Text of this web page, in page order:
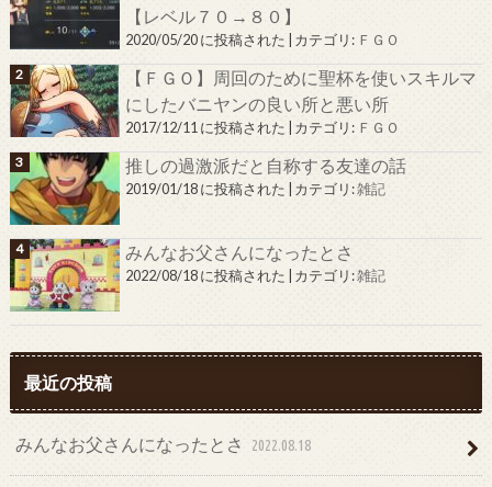
【レベル７０→８０】
2020/05/20 に投稿された カテゴリ: ＦＧＯ
【ＦＧＯ】周回のために聖杯を使いスキルマ
にしたバニヤンの良い所と悪い所
2017/12/11 に投稿された カテゴリ: ＦＧＯ
推しの過激派だと自称する友達の話
2019/01/18 に投稿された カテゴリ:雑記
みんなお父さんになったとさ
2022/08/18 に投稿された カテゴリ:雑記
最近の投稿
みんなお父さんになったとさ 2022.08.18